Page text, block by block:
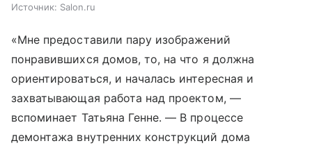
Источник: Salon.ru
«Мне предоставили пару изображений
понравившихся домов, то, на что я должна
ориентироваться, и началась интересная и
захватывающая работа над проектом, —
вспоминает Татьяна Генне. — В процессе
демонтажа внутренних конструкций дома